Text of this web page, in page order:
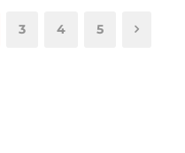
3 4 5